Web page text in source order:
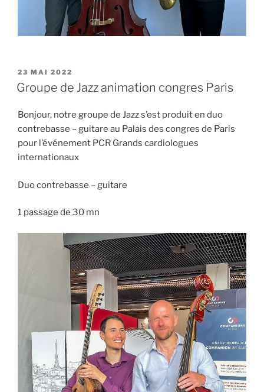
PUBLIÉ
LE
23 MAI 2022
Groupe de Jazz animation congres Paris
Bonjour, notre groupe de Jazz s’est produit en duo
contrebasse – guitare au Palais des congres de Paris
pour l’événement PCR Grands cardiologues
internationaux
Duo contrebasse – guitare
1 passage de 30 mn